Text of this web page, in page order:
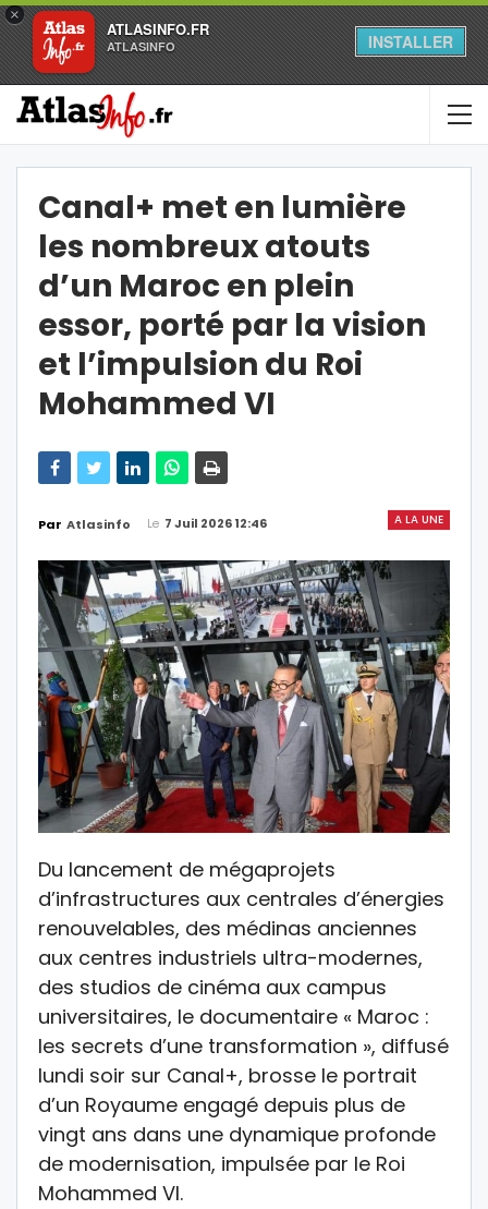
×
ATLASINFO.FR
ATLASINFO INSTALLER
Canal+ met en lumière
les nombreux atouts
d’un Maroc en plein
essor, porté par la vision
et l’impulsion du Roi
Mohammed VI
A LA UNE
Par Atlasinfo Le 7 Juil 2026 12:46
Du lancement de mégaprojets
d’infrastructures aux centrales d’énergies
renouvelables, des médinas anciennes
aux centres industriels ultra-modernes,
des studios de cinéma aux campus
universitaires, le documentaire « Maroc :
les secrets d’une transformation », diffusé
lundi soir sur Canal+, brosse le portrait
d’un Royaume engagé depuis plus de
vingt ans dans une dynamique profonde
de modernisation, impulsée par le Roi
Mohammed VI.